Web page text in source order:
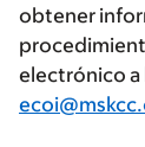
obtener
electrónico a